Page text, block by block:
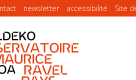
newsletter accessibilité Site